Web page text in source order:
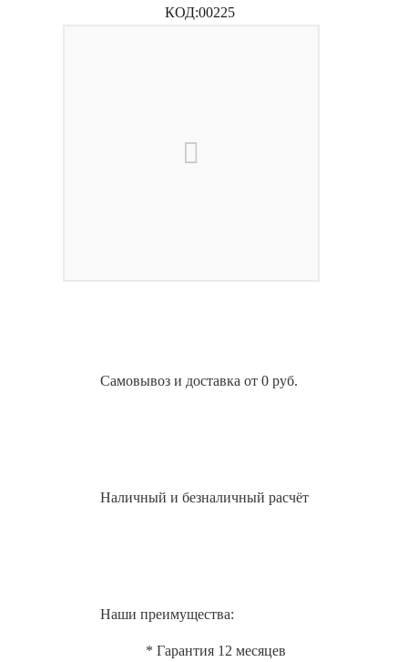
КОД:00225
Самовывоз и доставка от 0 руб.
Наличный и безналичный расчёт
Наши преимущества:
* Гарантия 12 месяцев